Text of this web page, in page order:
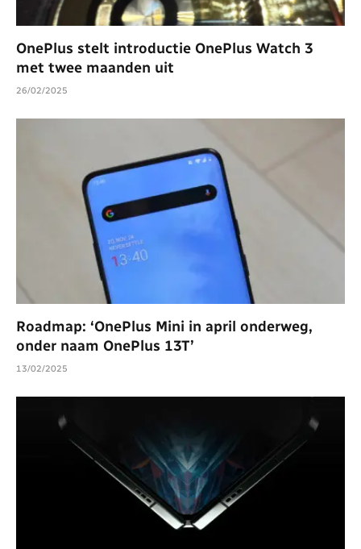
OnePlus stelt introductie OnePlus Watch 3
met twee maanden uit
26/02/2025
Roadmap: ‘OnePlus Mini in april onderweg,
onder naam OnePlus 13T’
13/02/2025